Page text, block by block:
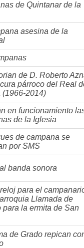
de Quintanar de la
asesina de la
de D. Roberto
párroco del Real
(1966-2014)
en funcionamiento
de la Iglesia
de campana se
por SMS
banda sonora
para el
Llamada de
para la ermita de San
de Grado repican